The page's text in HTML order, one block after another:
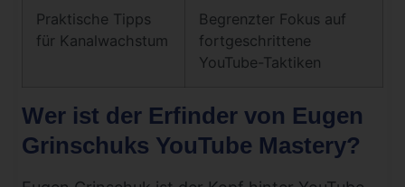
Praktische Tipps
für Kanalwachstum
Begrenzter Fokus auf
fortgeschrittene
YouTube-Taktiken
Wer ist der Erfinder von Eugen
Grinschuks YouTube Mastery?